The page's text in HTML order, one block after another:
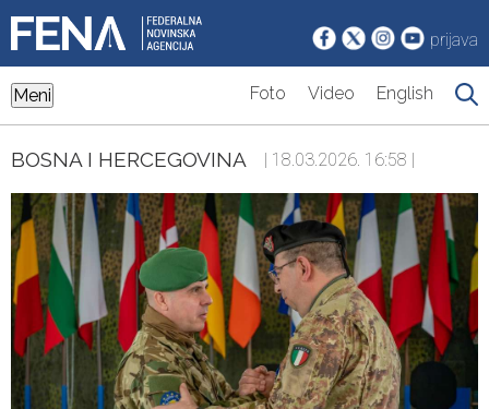
prijava
Meni Foto Video English
BOSNA I HERCEGOVINA | 18.03.2026. 16:58 |